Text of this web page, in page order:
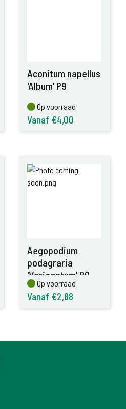
Aconitum napellus
'Album' P9
Op voorraad
Op voorraad
Vanaf €4,00
Aegopodium
podagraria
'Variegatum' P9
Op voorraad
Op voorraad
Vanaf €2,88